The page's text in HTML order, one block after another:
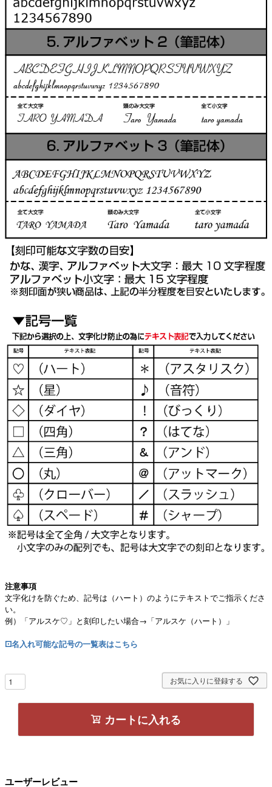
注意事項
文字化けを防ぐため、記号は（ハート）のようにテキストでご指示くださ
い。
例）「アルスケ♡」と刻印したい場合→「アルスケ（ハート）」
⚀名入れ可能な記号の一覧表はこちら
お気に入りに登録する
カートに入れる
ユーザーレビュー